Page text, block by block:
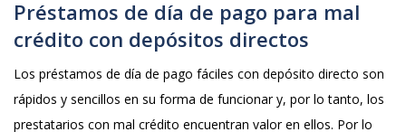
Préstamos de día de pago para mal
crédito con depósitos directos
Los préstamos de día de pago fáciles con depósito directo son
rápidos y sencillos en su forma de funcionar y, por lo tanto, los
prestatarios con mal crédito encuentran valor en ellos. Por lo